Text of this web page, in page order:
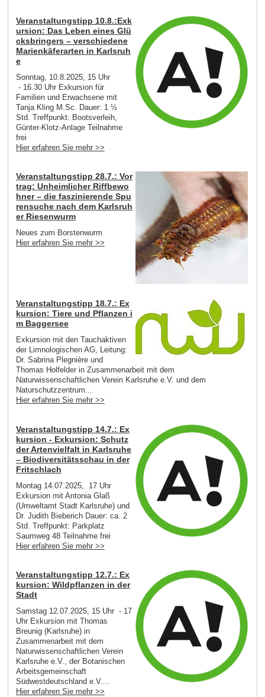
Veranstaltungstipp 10.8.:Exk
ursion: Das Leben eines Glü
cksbringers – verschiedene
Marienkäferarten in Karlsruh
e
Sonntag, 10.8.2025, 15 Uhr
- 16.30 Uhr Exkursion für
Familien und Erwachsene mit
Tanja Kling M.Sc. Dauer: 1 ½
Std. Treffpunkt: Bootsverleih,
Günter-Klotz-Anlage Teilnahme
frei
Hier erfahren Sie mehr >>
Veranstaltungstipp 28.7.: Vor
trag: Unheimlicher Riffbewo
hner – die faszinierende Spu
rensuche nach dem Karlsruh
er Riesenwurm
Neues zum Borstenwurm
Hier erfahren Sie mehr >>
Veranstaltungstipp 18.7.: Ex
kursion: Tiere und Pflanzen i
m Baggersee
Exkursion mit den Tauchaktiven
der Limnologischen AG, Leitung:
Dr. Sabrina Plegnière und
Thomas Holfelder in Zusammenarbeit mit dem
Naturwissenschaftlichen Verein Karlsruhe e.V. und dem
Naturschutzzentrum...
Hier erfahren Sie mehr >>
Veranstaltungstipp 14.7.: Ex
kursion - Exkursion: Schutz
der Artenvielfalt in Karlsruhe
– Biodiversitätsschau in der
Fritschlach
Montag 14.07.2025, 17 Uhr
Exkursion mit Antonia Glaß
(Umweltamt Stadt Karlsruhe) und
Dr. Judith Bieberich Dauer: ca. 2
Std. Treffpunkt: Parkplatz
Saumweg 48 Teilnahme frei
Hier erfahren Sie mehr >>
Veranstaltungstipp 12.7.: Ex
kursion: Wildpflanzen in der
Stadt
Samstag 12.07.2025, 15 Uhr - 17
Uhr Exkursion mit Thomas
Breunig (Karlsruhe) in
Zusammenarbeit mit dem
Naturwissenschaftlichen Verein
Karlsruhe e.V., der Botanischen
Arbeitsgemeinschaft
Südwestdeutschland e.V....
Hier erfahren Sie mehr >>